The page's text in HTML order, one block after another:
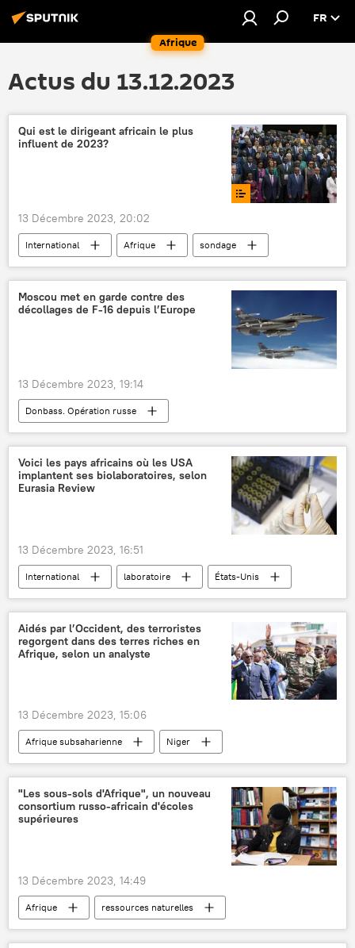
Afrique
FR
Actus du 13.12.2023
Qui est le dirigeant africain le plus
influent de 2023?
13 Décembre 2023, 20:02
International Afrique
sondage
Abdelmadjid Tebboune
William Ruto
Moscou met en garde contre des
décollages de F-16 depuis l’Europe
13 Décembre 2023, 19:14
Donbass. Opération russe
F-16 Fighting Falcon
Ukraine Russie
Voici les pays africains où les USA
implantent ses biolaboratoires, selon
Eurasia Review
13 Décembre 2023, 16:51
International laboratoire
États-Unis
Afrique subsaharienne
Guinée
Cameroun
Côte d'Ivoire
Nigeria
Afrique du Sud
Sénégal
Ouganda
Aidés par l’Occident, des terroristes
regorgent dans des terres riches en
Afrique, selon un analyste
13 Décembre 2023, 15:06
Afrique subsaharienne
Niger
Abdourahamane Tiani
France
terrorisme
International
Russie
partenariat
opinion publique
"Les sous-sols d'Afrique", un nouveau
consortium russo-africain d'écoles
supérieures
13 Décembre 2023, 14:49
Afrique
ressources naturelles
Russie
enseignement
coopération